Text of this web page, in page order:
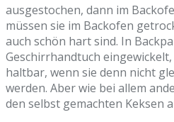
ausgestochen, dann im
müssen sie im Backofen
auch schön hart sind. In
Geschirrhandtuch
haltbar, wenn sie denn nicht
werden. Aber wie bei allem
den selbst gemachten Keksen